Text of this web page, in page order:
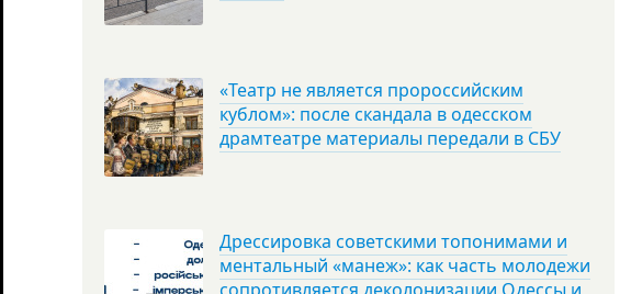
«Театр не является пророссийским
кублом»: после скандала в одесском
драмтеатре материалы передали в СБУ
Дрессировка советскими топонимами и
ментальный «манеж»: как часть молодежи